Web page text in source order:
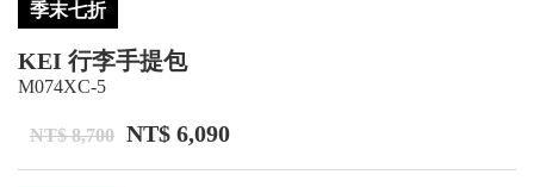
季末七折
KEI 行李手提包
M074XC-5
NT$ 8,700 NT$ 6,090